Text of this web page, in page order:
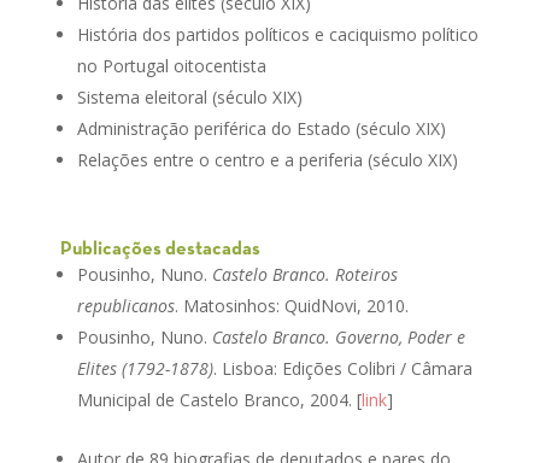
História dos partidos políticos e caciquismo político
no Portugal oitocentista
Sistema eleitoral (século XIX)
Administração periférica do Estado (século XIX)
Relações entre o centro e a periferia (século XIX)
Publicações destacadas
Pousinho, Nuno. Castelo Branco. Roteiros
republicanos. Matosinhos: QuidNovi, 2010.
Pousinho, Nuno. Castelo Branco. Governo, Poder e
Elites (1792-1878). Lisboa: Edições Colibri / Câmara
Municipal de Castelo Branco, 2004. [link]